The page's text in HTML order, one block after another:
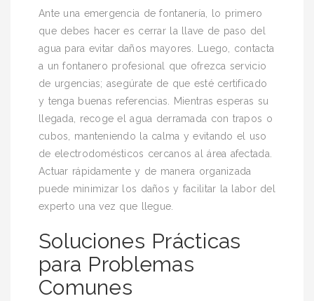
Ante una emergencia de fontanería, lo primero
que debes hacer es cerrar la llave de paso del
agua para evitar daños mayores. Luego, contacta
a un fontanero profesional que ofrezca servicio
de urgencias; asegúrate de que esté certificado
y tenga buenas referencias. Mientras esperas su
llegada, recoge el agua derramada con trapos o
cubos, manteniendo la calma y evitando el uso
de electrodomésticos cercanos al área afectada.
Actuar rápidamente y de manera organizada
puede minimizar los daños y facilitar la labor del
experto una vez que llegue.
Soluciones Prácticas
para Problemas
Comunes